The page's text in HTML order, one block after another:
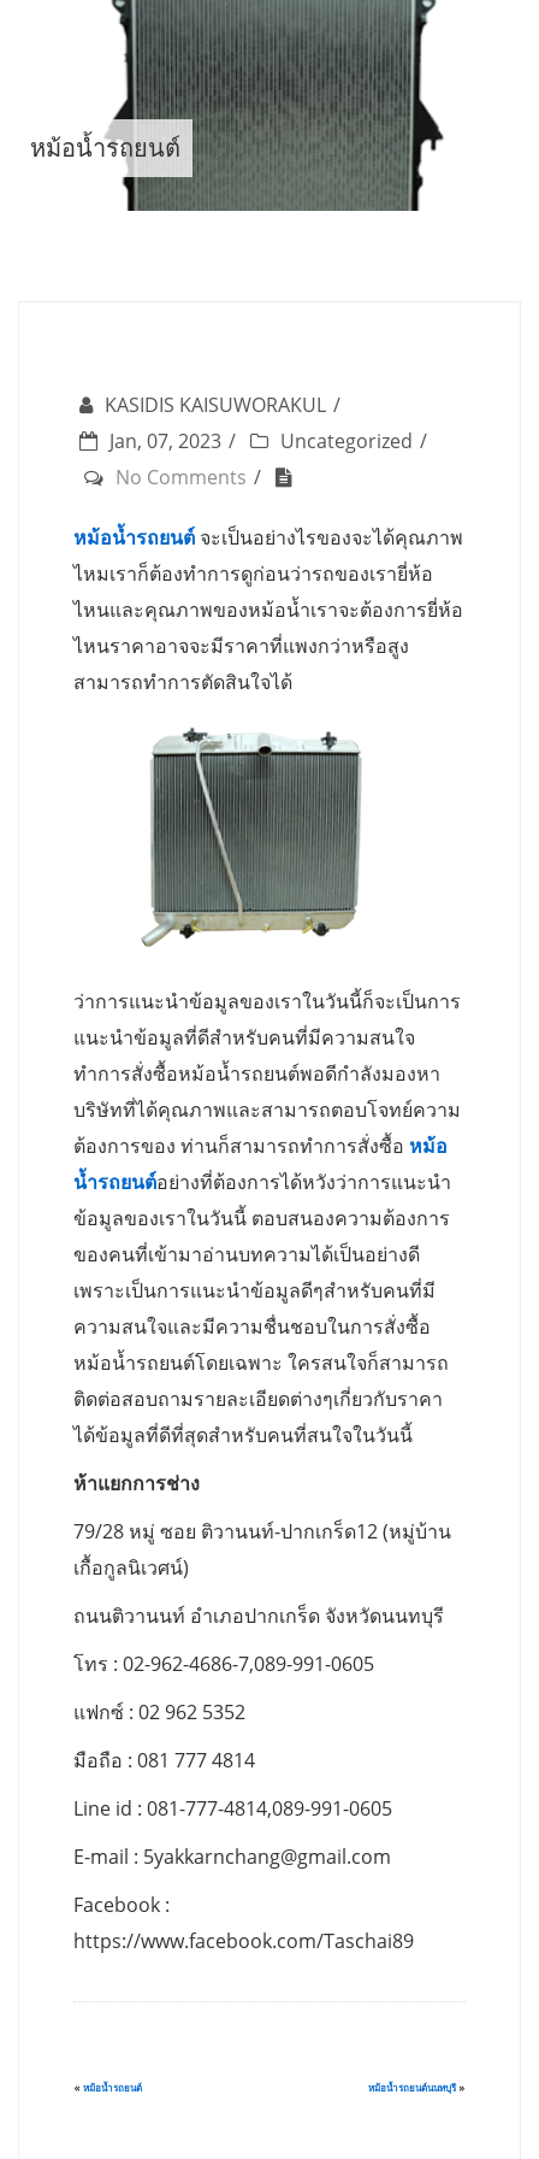
หม้อน้ำรถยนต์
KASIDIS KAISUWORAKUL
Jan, 07, 2023
Uncategorized
No Comments
หม้อน้ำรถยนต์ จะเป็นอย่างไรของจะได้คุณภาพ
ไหมเราก็ต้องทำการดูก่อนว่ารถของเรายี่ห้อ
ไหนและคุณภาพของหม้อน้ำเราจะต้องการยี่ห้อ
ไหนราคาอาจจะมีราคาที่แพงกว่าหรือสูง
สามารถทำการตัดสินใจได้
ว่าการแนะนำข้อมูลของเราในวันนี้ก็จะเป็นการ
แนะนำข้อมูลที่ดีสำหรับคนที่มีความสนใจ
ทำการสั่งซื้อหม้อน้ำรถยนต์พอดีกำลังมองหา
บริษัทที่ได้คุณภาพและสามารถตอบโจทย์ความ
ต้องการของ ท่านก็สามารถทำการสั่งซื้อ หม้อ
น้ำรถยนต์อย่างที่ต้องการได้หวังว่าการแนะนำ
ข้อมูลของเราในวันนี้ ตอบสนองความต้องการ
ของคนที่เข้ามาอ่านบทความได้เป็นอย่างดี
เพราะเป็นการแนะนำข้อมูลดีๆสำหรับคนที่มี
ความสนใจและมีความชื่นชอบในการสั่งซื้อ
หม้อน้ำรถยนต์โดยเฉพาะ ใครสนใจก็สามารถ
ติดต่อสอบถามรายละเอียดต่างๆเกี่ยวกับราคา
ได้ข้อมูลที่ดีที่สุดสำหรับคนที่สนใจในวันนี้
ห้าแยกการช่าง
79/28 หมู่ ซอย ติวานนท์-ปากเกร็ด12 (หมู่บ้าน
เกื้อกูลนิเวศน์)
ถนนติวานนท์ อำเภอปากเกร็ด จังหวัดนนทบุรี
โทร : 02-962-4686-7,089-991-0605
แฟกซ์ : 02 962 5352
มือถือ : 081 777 4814
Line id : 081-777-4814,089-991-0605
E-mail : 5yakkarnchang@gmail.com
Facebook :
https://www.facebook.com/Taschai89
« หม้อน้ำรถยนต์ หม้อน้ำรถยนต์นนทบุรี»